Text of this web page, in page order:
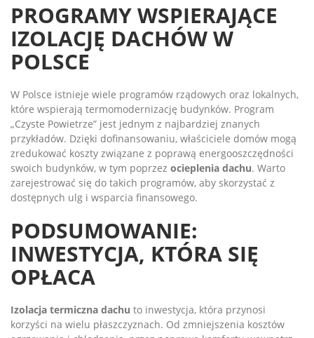
PROGRAMY WSPIERAJĄCE
IZOLACJĘ DACHÓW W
POLSCE
W Polsce istnieje wiele programów rządowych oraz lokalnych,
które wspierają termomodernizację budynków. Program
„Czyste Powietrze” jest jednym z najbardziej znanych
przykładów. Dzięki dofinansowaniu, właściciele domów mogą
zredukować koszty związane z poprawą energooszczędności
swoich budynków, w tym poprzez ocieplenia dachu. Warto
zarejestrować się do takich programów, aby skorzystać z
dostępnych ulg i wsparcia finansowego.
PODSUMOWANIE:
INWESTYCJA, KTÓRA SIĘ
OPŁACA
Izolacja termiczna dachu to inwestycja, która przynosi
korzyści na wielu płaszczyznach. Od zmniejszenia kosztów